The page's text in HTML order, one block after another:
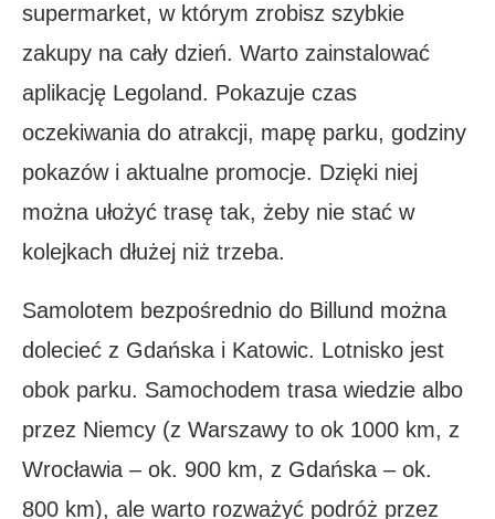
supermarket, w którym zrobisz szybkie
zakupy na cały dzień. Warto zainstalować
aplikację Legoland. Pokazuje czas
oczekiwania do atrakcji, mapę parku, godziny
pokazów i aktualne promocje. Dzięki niej
można ułożyć trasę tak, żeby nie stać w
kolejkach dłużej niż trzeba.
Samolotem bezpośrednio do Billund można
dolecieć z Gdańska i Katowic. Lotnisko jest
obok parku. Samochodem trasa wiedzie albo
przez Niemcy (z Warszawy to ok 1000 km, z
Wrocławia – ok. 900 km, z Gdańska – ok.
800 km), ale warto rozważyć podróż przez